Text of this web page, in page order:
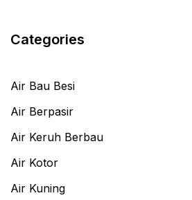
Categories
Air Bau Besi
Air Berpasir
Air Keruh Berbau
Air Kotor
Air Kuning